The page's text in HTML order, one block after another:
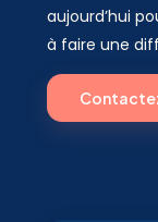
aujourd’hui
à faire une